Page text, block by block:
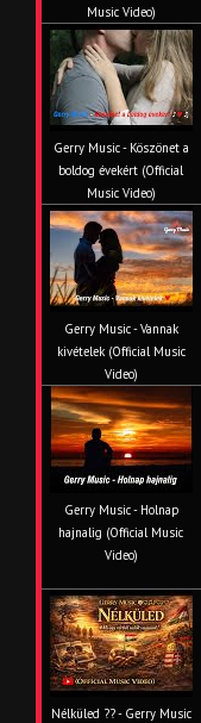
Music Video)
Gerry Music - Köszönet a
boldog évekért (Official
Music Video)
Gerry Music - Vannak
kivételek (Official Music
Video)
Gerry Music - Holnap
hajnalig (Official Music
Video)
Nélküled ?? - Gerry Music